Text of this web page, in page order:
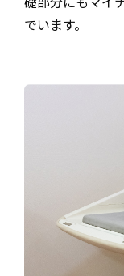
でいます。